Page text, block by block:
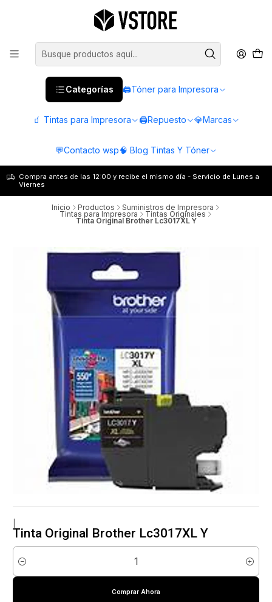
Categorías 🖨️Tóner para Impresora
🧃 Tintas para Impresora 🖨️Repuesto 💎Marcas
💬Contacto wsp🧠 Blog Tintas Y Tóner
Compra antes de las 12:00 y recibe el mismo día - Servicio de Lunes a
Viernes
Inicio Productos Suministros de Impresora
Tintas para Impresora Tintas Originales
Tinta Original Brother Lc3017XL Y
Tinta Original Brother Lc3017XL Y
Cantidad
Comprar Ahora